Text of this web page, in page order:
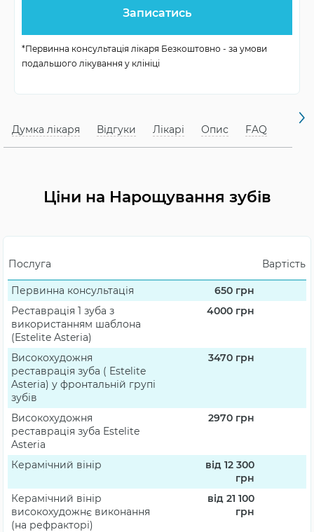
візитів
1-3 візити
реставрації
вкладки, штифти
Матеріали композити, кераміка
*Первинна консультація лікаря Безкоштовно - за умови
подальшого лікування у клініці
Думка лікаря Відгуки Лікарі Опис FAQ
Ціни на Нарощування зубів
Послуга Вартість
Первинна консультація 650 грн
Реставрація 1 зуба з
використанням шаблона
(Estelite Asteria)
4000 грн
Високохудожня
реставрація зуба ( Estelite
Asteria) у фронтальній групі
зубів
3470 грн
Високохудожня
реставрація зуба Estelite
Asteria
2970 грн
Керамічний вінір
від 12 300
грн
Керамічний вінір
високохудожнє виконання
(на рефракторі)
від 21 100
грн